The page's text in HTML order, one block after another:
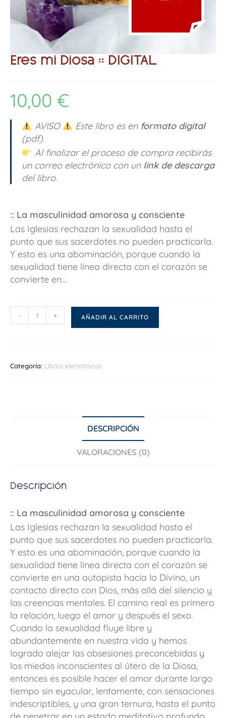
Eres mi Diosa :: DIGITAL
10,00 €
AVISO Este libro es en formato digital
(pdf).
Al finalizar el proceso de compra recibirás
un correo electrónico con un link de descarga
del libro.
:: La masculinidad amorosa y consciente
Las Iglesias rechazan la sexualidad hasta el
punto que sus sacerdotes no pueden practicarla.
Y esto es una abominación, porque cuando la
sexualidad tiene línea directa con el corazón se
convierte en…
- + AÑADIR AL CARRITO
Categoría: Libros electrónicos
DESCRIPCIÓN
VALORACIONES (0)
Descripción
:: La masculinidad amorosa y consciente
Las Iglesias rechazan la sexualidad hasta el
punto que sus sacerdotes no pueden practicarla.
Y esto es una abominación, porque cuando la
sexualidad tiene línea directa con el corazón se
convierte en una autopista hacia lo Divino, un
contacto directo con Dios, más allá del silencio y
las creencias mentales. El camino real es primero
la relación, luego el amor y después el sexo.
Cuando la sexualidad fluye libre y
abundantemente en nuestra vida y hemos
logrado alejar las obsesiones preconcebidas y
los miedos inconscientes al útero de la Diosa,
entonces es posible hacer el amor durante largo
tiempo sin eyacular, lentamente, con sensaciones
indescriptibles, y una gran ternura, hasta el punto